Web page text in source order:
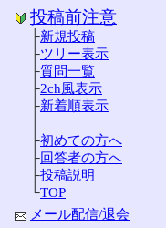
投稿前注意
├新規投稿
├ツリー表示
├質問一覧
├2ch風表示
├新着順表示
├初めての方へ
├回答者の方へ
├投稿説明
└TOP
メール配信/退会